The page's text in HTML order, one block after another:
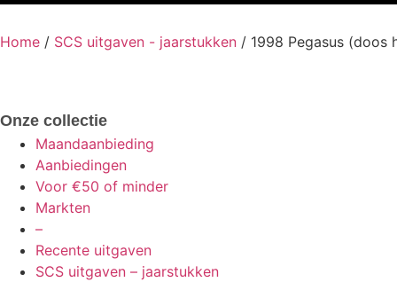
Home / SCS uitgaven - jaarstukken / 1998 Pegasus (doos
Onze collectie
Maandaanbieding
Aanbiedingen
Voor €50 of minder
Markten
–
Recente uitgaven
SCS uitgaven – jaarstukken